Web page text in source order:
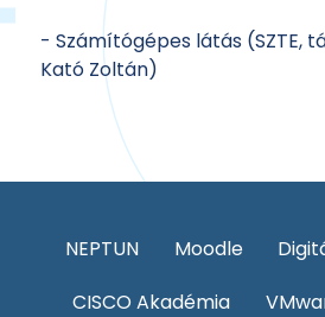
- Számítógépes látás (SZTE,
Kató Zoltán)
NEPTUN Moodle
CISCO Akadémia